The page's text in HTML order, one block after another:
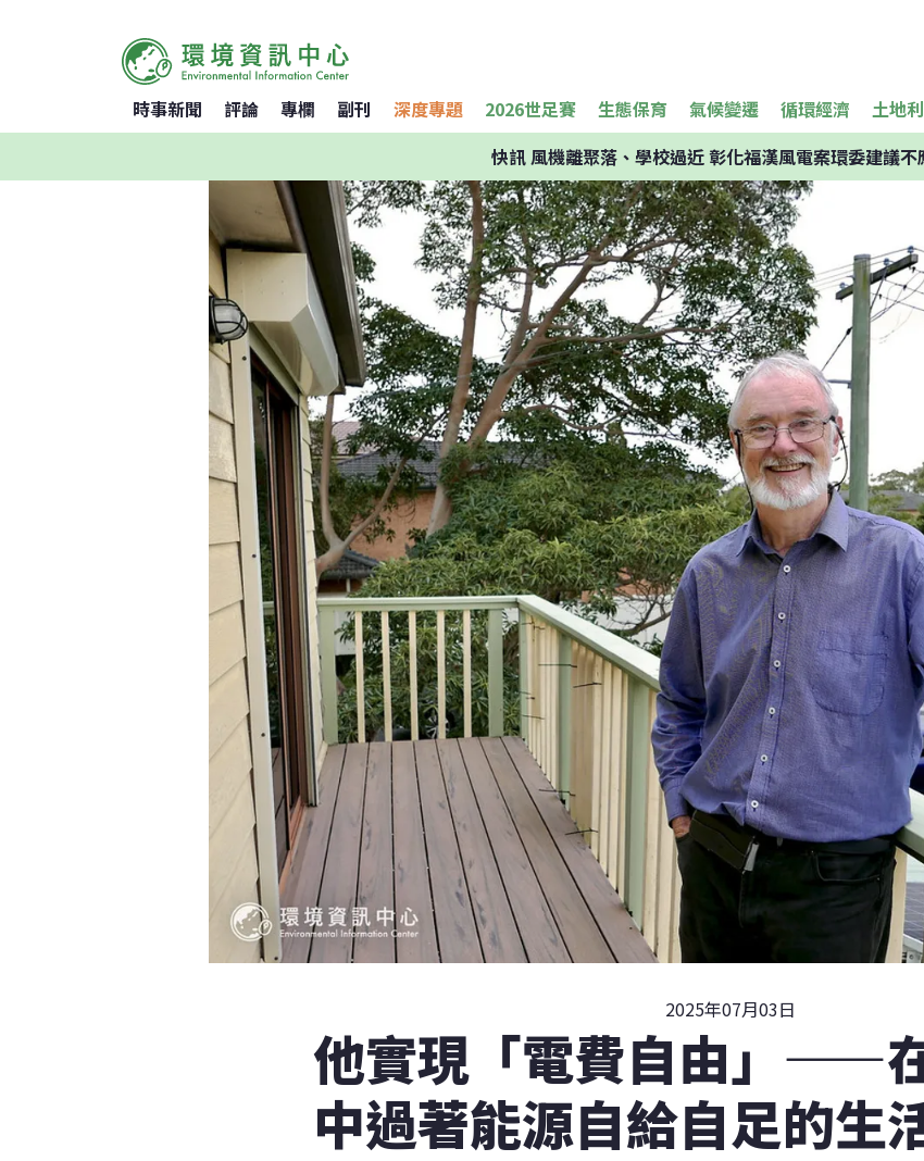
時事新聞 評論 專欄 副刊 深度專題 2026世足賽 生態保育 氣候變遷 循環經濟 土地
快訊風機離聚落、學校過近 彰化福漢風電案環委建議不
2025年07月03日
他實現「電費自由」——
中過著能源自給自足的生